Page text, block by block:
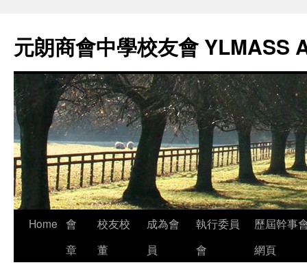
元朗商會中學校友會 YLMASS
Skip
Home 會
章
校友校
董
成為會
員
執行委員
會
歷屆幹事
網頁